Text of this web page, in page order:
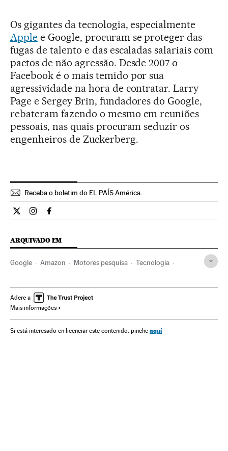
Os gigantes da tecnologia, especialmente
Applee Google, procuram se proteger das
fugas de talento e das escaladas salariais com
pactos de não agressão. Desde 2007 o
Facebook é o mais temido por sua
agressividade na hora de contratar. Larry
Page e Sergey Brin, fundadores do Google,
rebateram fazendo o mesmo em reuniões
pessoais, nas quais procuram seduzir os
engenheiros de Zuckerberg.
Receba o boletim do EL PAÍS América.
Economia El País Brasil en Twitter
Economia El País Brasil en Instagram
Economia El País Brasil en Facebook
ARQUIVADO EM
Google Amazon Motores pesquisa Tecnologia
Comércio Internet Empresas
Telecomunicações
Adere a
Mais informações
Si está interesado en licenciar este contenido, pinche aquí